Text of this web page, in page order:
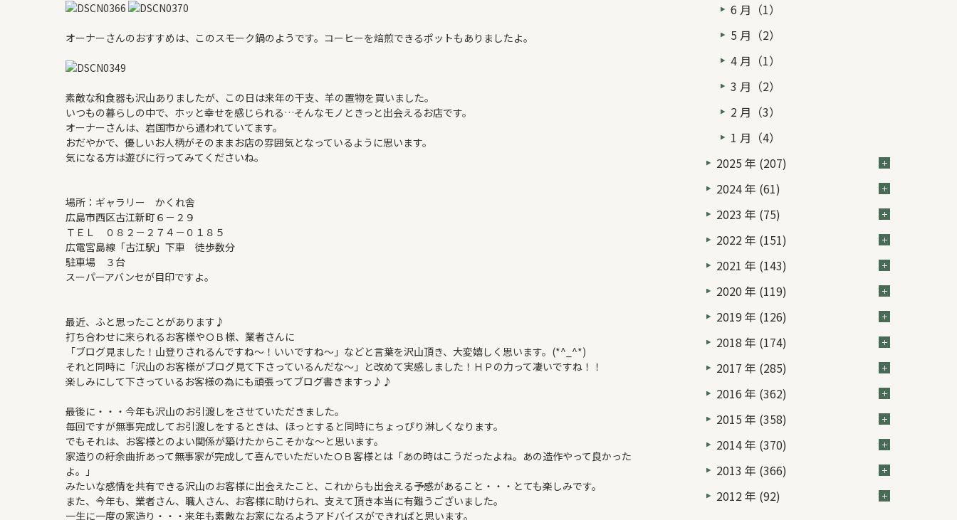
オーナーさんのおすすめは、このスモーク鍋のようです。コーヒーを焙煎できるポットもありましたよ。
素敵な和食器も沢山ありましたが、この日は来年の干支、羊の置物を買いました。
いつもの暮らしの中で、ホッと幸せを感じられる…そんなモノときっと出会えるお店です。
オーナーさんは、岩国市から通われていてます。
おだやかで、優しいお人柄がそのままお店の雰囲気となっているように思います。
気になる方は遊びに行ってみてくださいね。
場所：ギャラリー かくれ舎
広島市西区古江新町６－２９
ＴＥＬ ０８２－２７４－０１８５
広電宮島線「古江駅」下車 徒歩数分
駐車場 ３台
スーパーアバンセが目印ですよ。
最近、ふと思ったことがあります♪
打ち合わせに来られるお客様やＯＢ様、業者さんに
「ブログ見ました！山登りされるんですね～！いいですね～」などと言葉を沢山頂き、大変嬉しく思います。(*^_^*)
それと同時に「沢山のお客様がブログ見て下さっているんだな～」と改めて実感しました！ＨＰの力って凄いですね！！
楽しみにして下さっているお客様の為にも頑張ってブログ書きますっ♪♪
最後に・・・今年も沢山のお引渡しをさせていただきました。
毎回ですが無事完成してお引渡しをするときは、ほっとすると同時にちょっぴり淋しくなります。
でもそれは、お客様とのよい関係が築けたからこそかな～と思います。
家造りの紆余曲折あって無事家が完成して喜んでいただいたＯＢ客様とは「あの時はこうだったよね。あの造作やって良かった
よ。」
みたいな感情を共有できる沢山のお客様に出会えたこと、これからも出会える予感があること・・・とても楽しみです。
また、今年も、業者さん、職人さん、お客様に助けられ、支えて頂き本当に有難うございました。
一生に一度の家造り・・・来年も素敵なお家になるようアドバイスができればと思います。
6 月（1）
5 月（2）
4 月（1）
3 月（2）
2 月（3）
1 月（4）
2025 年 (207)
2024 年 (61)
2023 年 (75)
2022 年 (151)
2021 年 (143)
2020 年 (119)
2019 年 (126)
2018 年 (174)
2017 年 (285)
2016 年 (362)
2015 年 (358)
2014 年 (370)
2013 年 (366)
2012 年 (92)